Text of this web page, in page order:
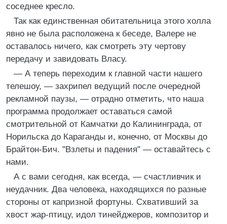
соседнее кресло.
Так как единственная обитательница этого холла
явно не была расположена к беседе, Валере не
оставалось ничего, как смотреть эту чертову
передачу и завидовать Власу.
— А теперь переходим к главной части нашего
телешоу, — захрипел ведущий после очередной
рекламной паузы, — отрадно отметить, что наша
программа продолжает оставаться самой
смотрительной от Камчатки до Калининграда, от
Норильска до Караганды и, конечно, от Москвы до
Брайтон-Бич. "Взлеты и падения" — оставайтесь с
нами.
А с вами сегодня, как всегда, — счастливчик и
неудачник. Два человека, находящихся по разные
стороны от капризной фортуны. Схвативший за
хвост жар-птицу, идол тинейджеров, композитор и